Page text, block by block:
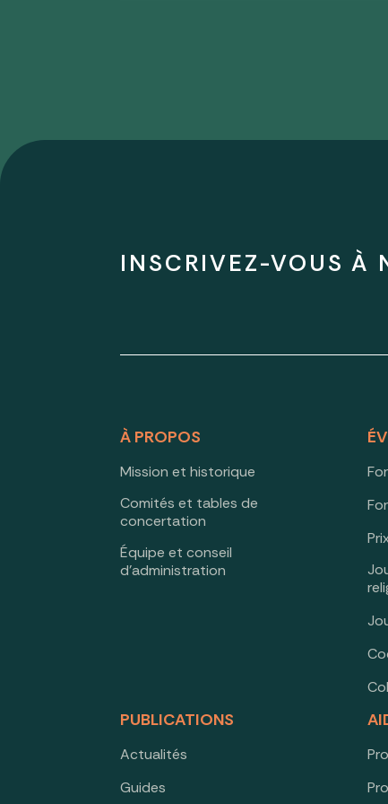
INSCRIVEZ-VOUS À
À PROPOS
Mission et historique
Comités et tables de
concertation
Équipe et conseil
d’administration
PUBLICATIONS
Actualités
Guides